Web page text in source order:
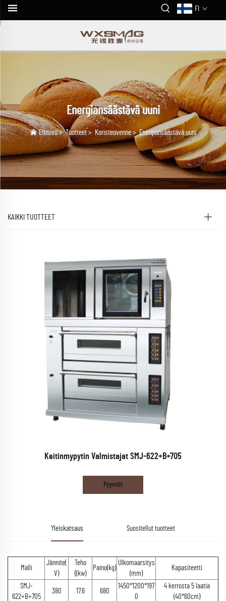
FI
Energiansäästävä uuni
Etusivu>Tuotteet> Koristeovenne>Energiansäästävä uuni
KAIKKI TUOTTEET
Keitinmypytin Valmistajat SMJ-622+B+705
Pyynnöt
Yleiskatsaus Suositellut tuotteet
Malli
Jännite(
V)
Teho
((kw)
Paino(kg)
Ulkomaarsitys
(mm)
Kapasiteetti
SMJ-
622+B+705
380 17.6 680
1450*1200*197
0
4 kerrosta 5 laatia
(40*60cm)